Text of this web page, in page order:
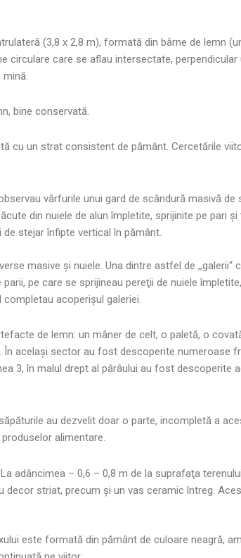
(3,8 x 2,8 m), formată din bârne de lemn
care se aflau intersectate,
bine conservată.
cu un strat consistent de pământ. Cercetările
vârfurile unui gard de scândură masivă
din nuiele de alun împletite, sprijinite pe pari
stejar înfipte vertical în pământ.
masive şi nuiele. Una dintre astfel de
pe care se sprijineau pereţii de nuiele
acoperişul galeriei.
de lemn: un mâner de celt, o paletă, o
acelaşi sector au fost descoperite numeroase
3, în malul drept al pârâului au fost descoperite
au dezvelit doar o parte, incompletă a
alimentare.
adâncimea – 0,6 – 0,8 m de la suprafaţa
striat, precum şi un vas ceramic întreg.
este formată din pământ de culoare neagră,